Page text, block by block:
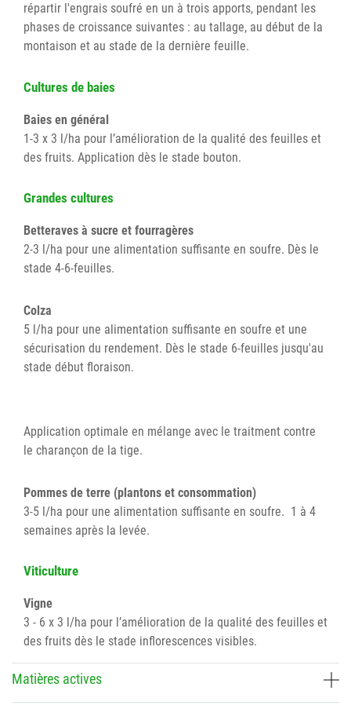
répartir l'engrais soufré en un à trois apports, pendant les
phases de croissance suivantes : au tallage, au début de la
montaison et au stade de la dernière feuille.
Cultures de baies
Baies en général
1-3 x 3 l/ha pour l’amélioration de la qualité des feuilles et
des fruits. Application dès le stade bouton.
Grandes cultures
Betteraves à sucre et fourragères
2-3 l/ha pour une alimentation suffisante en soufre. Dès le
stade 4-6-feuilles.
Colza
5 l/ha pour une alimentation suffisante en soufre et une
sécurisation du rendement. Dès le stade 6-feuilles jusqu'au
stade début floraison.
Application optimale en mélange avec le traitment contre
le charançon de la tige.
Pommes de terre (plantons et consommation)
3-5 l/ha pour une alimentation suffisante en soufre. 1 à 4
semaines après la levée.
Viticulture
Vigne
3 - 6 x 3 l/ha pour l’amélioration de la qualité des feuilles et
des fruits dès le stade inflorescences visibles.
Matières actives